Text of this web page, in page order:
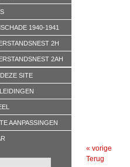
1940-1941
2H
2AH
SITE
AANPASSINGEN
« vorige
Terug